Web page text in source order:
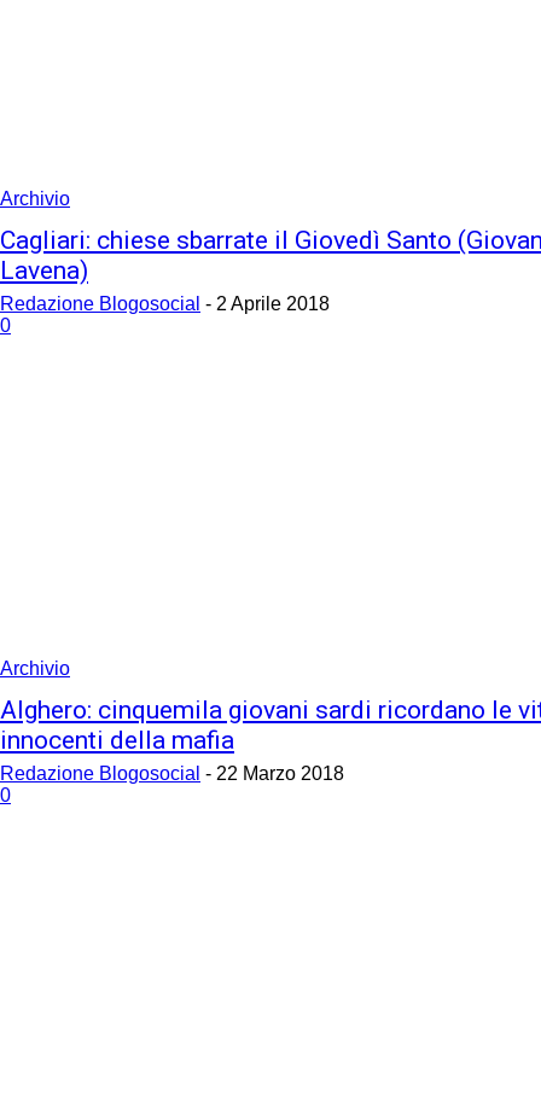
Archivio
Cagliari: chiese sbarrate il Giovedì Santo
Lavena)
Redazione Blogosocial - 2 Aprile 2018
0
Archivio
Alghero: cinquemila giovani sardi ricordano le
innocenti della mafia
Redazione Blogosocial - 22 Marzo 2018
0